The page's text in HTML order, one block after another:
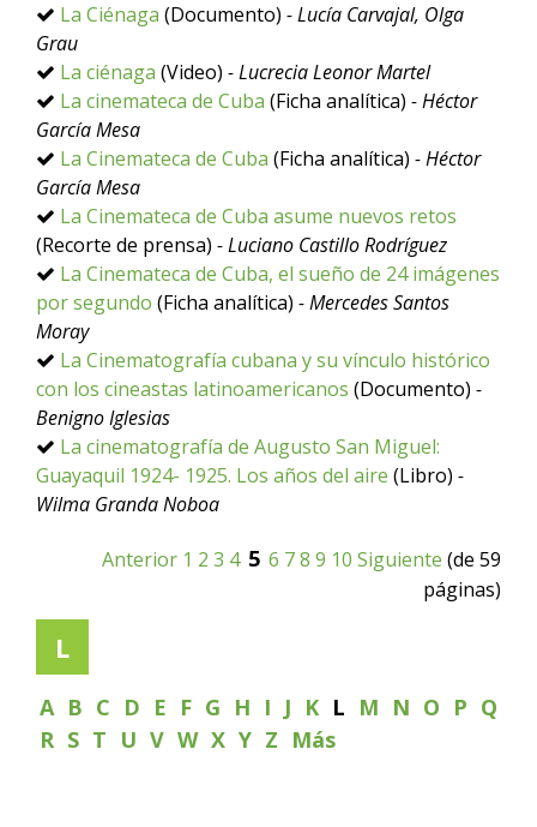
La Ciénaga (Documento) - Lucía Carvajal, Olga
Grau
La ciénaga (Video) - Lucrecia Leonor Martel
La cinemateca de Cuba (Ficha analítica) - Héctor
García Mesa
La Cinemateca de Cuba (Ficha analítica) - Héctor
García Mesa
La Cinemateca de Cuba asume nuevos retos
(Recorte de prensa) - Luciano Castillo Rodríguez
La Cinemateca de Cuba, el sueño de 24 imágenes
por segundo (Ficha analítica) - Mercedes Santos
Moray
La Cinematografía cubana y su vínculo histórico
con los cineastas latinoamericanos (Documento) -
Benigno Iglesias
La cinematografía de Augusto San Miguel:
Guayaquil 1924- 1925. Los años del aire (Libro) -
Wilma Granda Noboa
Anterior 1 2 3 4 5 6 78 9 10 Siguiente (de 59
páginas)
L
A B C D E F G H I J K L M N O P Q
R S T U V W X Y Z Más